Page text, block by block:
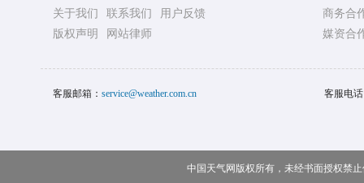
关于我们 联系我们
用户反馈
版权声明
网站律师
商务合
媒资合
客服邮箱： service@weather.com.cn 客服电
中国天气网版权所有，未经书面授权